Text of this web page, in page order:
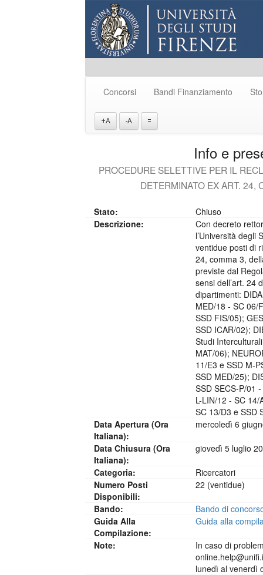
Concorsi Bandi Finanziamento
+A -A =
Info e
PROCEDURE SELETTIVE PER IL
DETERMINATO EX ART.
Stato:
Chiuso
Descrizione:
Con decreto
l’Università degli
ventidue posti di
24, comma 3,
previste dal
sensi dell’art. 24
dipartimenti:
MED/18 - SC 06/
SSD FIS/05);
SSD ICAR/02);
Studi
MAT/06);
11/E3 e SSD M-
SSD MED/25);
SSD SECS-P/01
L-LIN/12 - SC
SC 13/D3 e SSD
Data Apertura (ora
Italiana):
mercoledì 6
Data Chiusura (ora
Italiana):
giovedì 5 luglio
Categoria:
Ricercatori
Numero Posti
Disponibili:
22 (ventidue)
Bando:
Bando di
Guida Alla
Compilazione:
Guida alla
Note:
In caso di
lunedì al venerdì